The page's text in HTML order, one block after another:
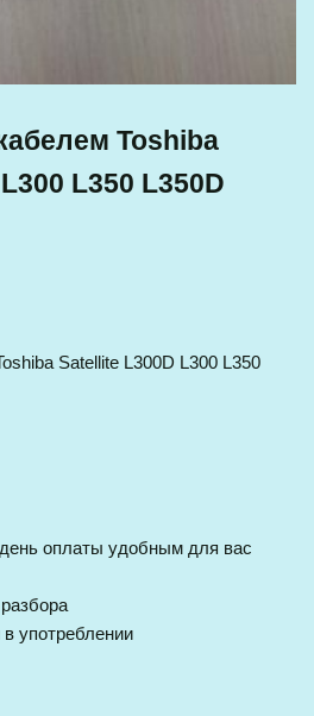
Toshiba
L350 L350D
Satellite L300D L300 L350
оплаты удобным для вас
употреблении